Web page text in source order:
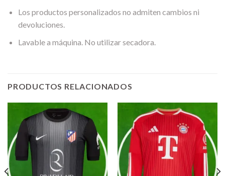
Los productos personalizados no admiten cambios ni
devoluciones.
Lavable a máquina. No utilizar secadora.
PRODUCTOS RELACIONADOS